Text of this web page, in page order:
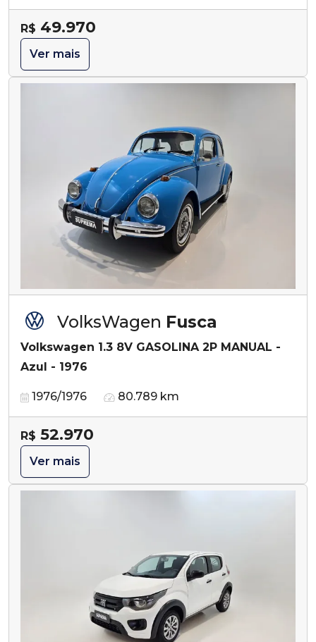
R$ 49.970
Ver mais
VolksWagen Fusca
Volkswagen 1.3 8V GASOLINA 2P MANUAL -
Azul - 1976
1976/1976 80.789 km
R$ 52.970
Ver mais